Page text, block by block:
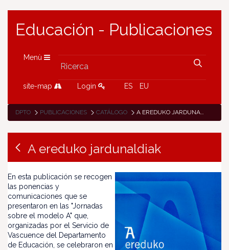
Educación - Publicaciones
Menù
site-map Login ES EU
DPTO PUBLICACIONES CATÁLOGO A EREDUKO JARDUNALDIAK
A ereduko jardunaldiak
En esta publicación se recogen
las ponencias y
comunicaciones que se
presentaron en las "Jornadas
sobre el modelo A" que,
organizadas por el Servicio de
Vascuence del Departamento
de Educación, se celebraron en